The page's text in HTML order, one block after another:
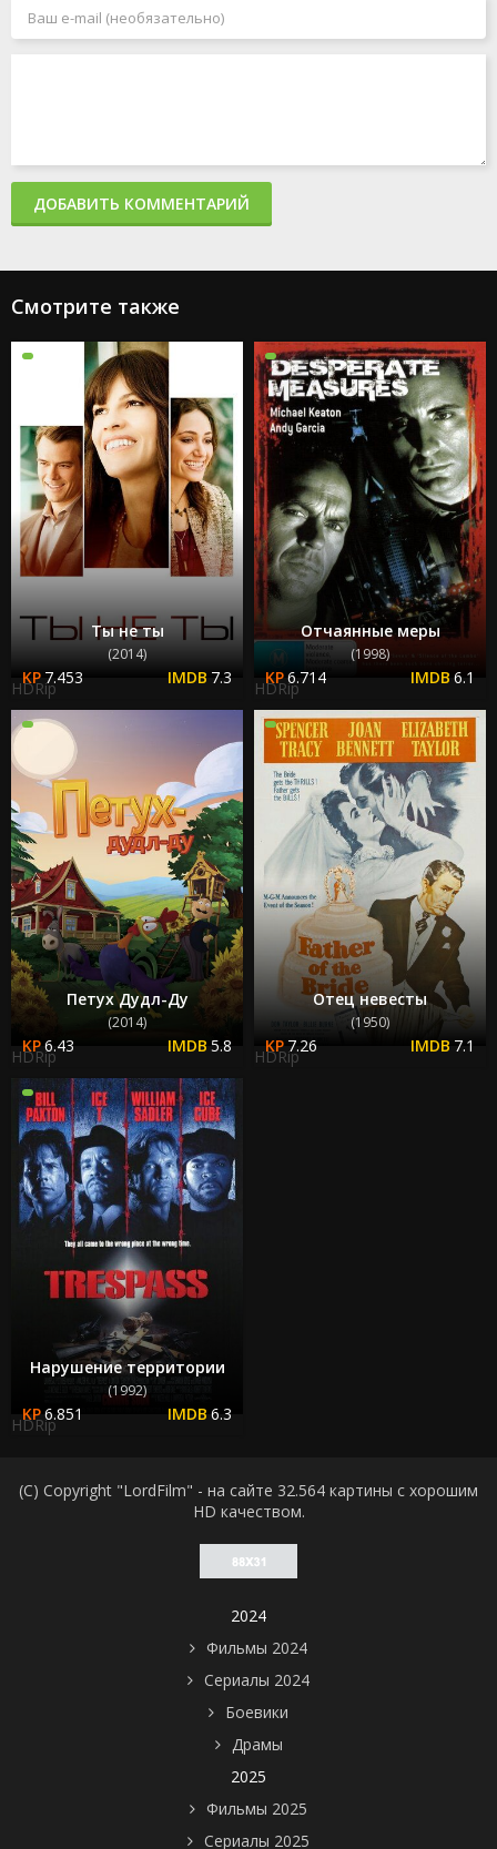
ДОБАВИТЬ КОММЕНТАРИЙ
Смотрите также
Ты не ты
(2014)
7.453 7.3
HDRip
Отчаянные меры
(1998)
6.714 6.1
HDRip
Петух Дудл-Ду
(2014)
6.43 5.8
HDRip
Отец невесты
(1950)
7.26 7.1
HDRip
Нарушение территории
(1992)
6.851 6.3
HDRip
(C) Copyright "LordFilm" - на сайте 32.564 картины с хорошим
HD качеством.
2024
Фильмы 2024
Сериалы 2024
Боевики
Драмы
2025
Фильмы 2025
Сериалы 2025